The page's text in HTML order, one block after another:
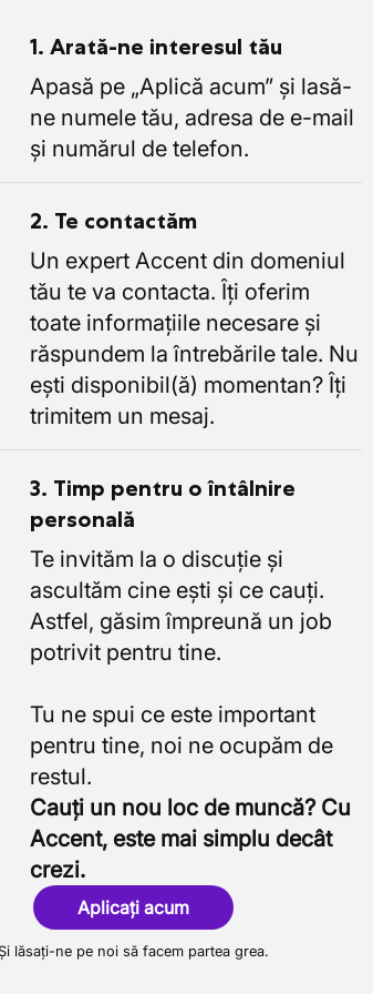
nostru!
1. Arată-ne interesul tău
Apasă pe „Aplică acum” și lasă-
ne numele tău, adresa de e-mail
și numărul de telefon.
2. Te contactăm
Un expert Accent din domeniul
tău te va contacta. Îți oferim
toate informațiile necesare și
răspundem la întrebările tale. Nu
ești disponibil(ă) momentan? Îți
trimitem un mesaj.
3. Timp pentru o întâlnire
personală
Te invităm la o discuție și
ascultăm cine ești și ce cauți.
Astfel, găsim împreună un job
potrivit pentru tine.
Tu ne spui ce este important
pentru tine, noi ne ocupăm de
Cauți un nou loc de muncă? Cu
Accent, este mai simplu decât
crezi.
Aplicați acum
lăsați-ne pe noi să facem partea grea.